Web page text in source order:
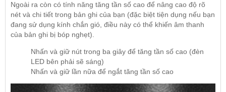
Ngoài ra còn có tính năng tăng tần số cao để nâng cao độ rõ
nét và chi tiết trong bản ghi của bạn (đặc biệt tiện dụng nếu bạn
đang sử dụng kính chắn gió, điều này có thể khiến âm thanh
của bản ghi bị bóp nghẹt).
Nhấn và giữ nút trong ba giây để tăng tần số cao (đèn
LED bên phải sẽ sáng)
Nhấn và giữ lần nữa để ngắt tăng tần số cao